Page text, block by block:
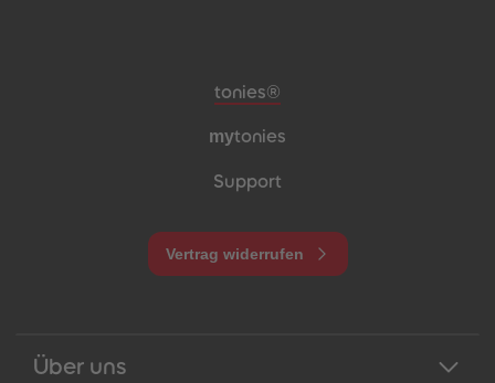
Meta-Navigation Footer
tonies®
mytonies
Support
Vertrag widerrufen
Über uns